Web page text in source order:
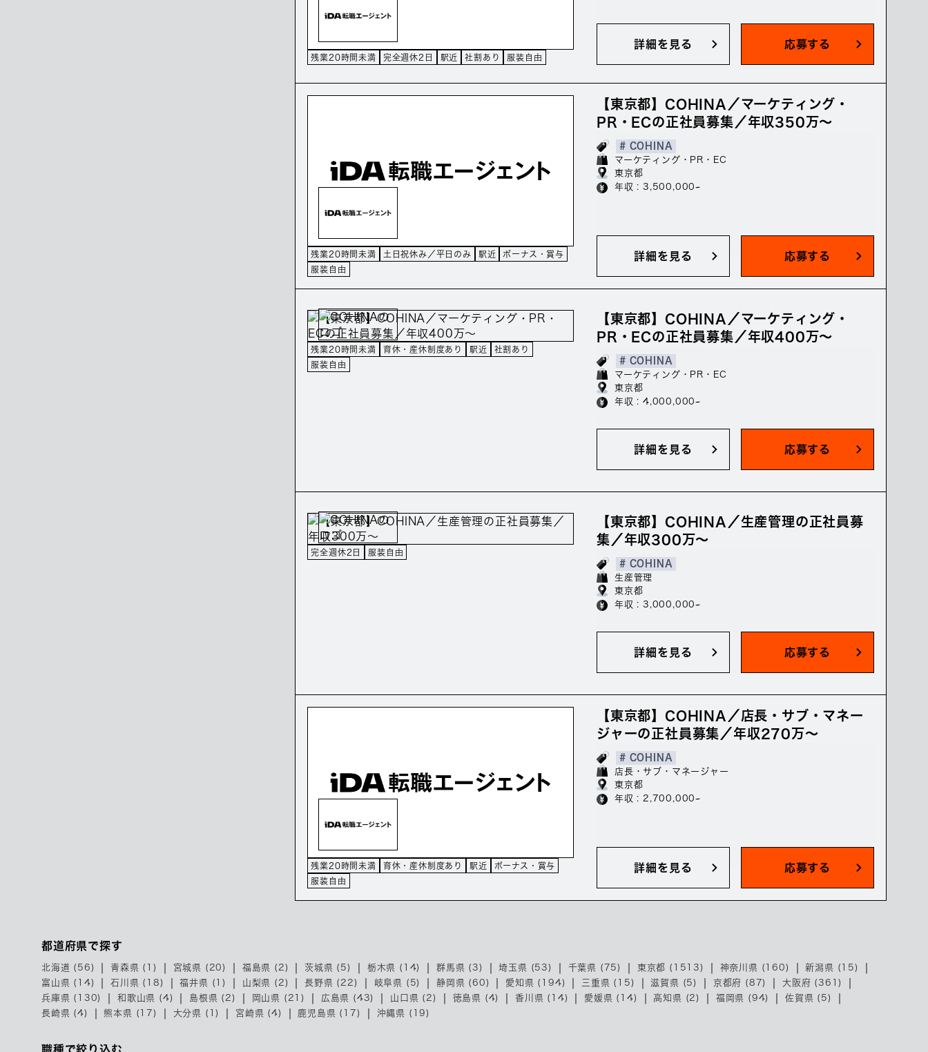
残業20時間未満 完全週休2日 駅近 社割あり 服装自由
詳細を見る 応募する
残業20時間未満 土日祝休み／平日のみ 駅近
ボーナス・賞与
服装自由
【東京都】COHINA／マーケティング・
PR・ECの正社員募集／年収350万～
# COHINA
マーケティング・PR・EC
東京都
年収 : 3,500,000~
詳細を見る 応募する
残業20時間未満 育休・産休制度あり 駅近
社割あり
服装自由
【東京都】COHINA／マーケティング・
PR・ECの正社員募集／年収400万～
# COHINA
マーケティング・PR・EC
東京都
年収 : 4,000,000~
詳細を見る 応募する
完全週休2日 服装自由
【東京都】COHINA／生産管理の正社員募
集／年収300万～
# COHINA
生産管理
東京都
年収 : 3,000,000~
詳細を見る 応募する
残業20時間未満 育休・産休制度あり 駅近
ボーナス・賞与
服装自由
【東京都】COHINA／店長・サブ・マネー
ジャーの正社員募集／年収270万～
# COHINA
店長・サブ・マネージャー
東京都
年収 : 2,700,000~
詳細を見る 応募する
都道府県で探す
北海道 (56) 青森県 (1) 宮城県 (20) 福島県 (2) 茨城県 (5) 栃木県 (14) 群馬県 (3) 埼玉県 (53) 千葉県 (75) 東京都 (1513) 神奈川県 (160)
新潟県 (15)
富山県 (14)
石川県 (18) 福井県 (1) 山梨県 (2) 長野県 (22) 岐阜県 (5) 静岡県 (60) 愛知県 (194) 三重県 (15) 滋賀県 (5) 京都府 (87)
大阪府 (361)
兵庫県 (130)
和歌山県 (4) 島根県 (2) 岡山県 (21) 広島県 (43) 山口県 (2) 徳島県 (4) 香川県 (14) 愛媛県 (14) 高知県 (2) 福岡県 (94)
佐賀県 (5)
長崎県 (4)
熊本県 (17) 大分県 (1) 宮崎県 (4) 鹿児島県 (17) 沖縄県 (19)
職種で絞り込む